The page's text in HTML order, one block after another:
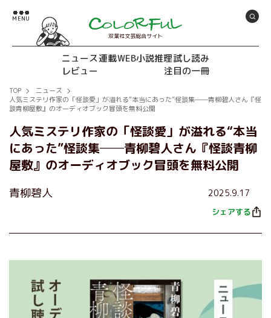
双葉社文芸総合サイト
ニュース連載WEB小説推理試し読み
レビュー
注目の一冊
TOP
ニュース
人気ミステリ作家の「怪談愛」が溢れる“本当にあった”怪談集──青柳碧人さん『怪
談青柳屋敷』のオーディオブック冒頭を無料公開
人気ミステリ作家の「怪談愛」が溢れる“本当
にあった”怪談集──青柳碧人さん『怪談青柳
屋敷』のオーディオブック冒頭を無料公開
青柳碧人 2025.9.17
シェアする